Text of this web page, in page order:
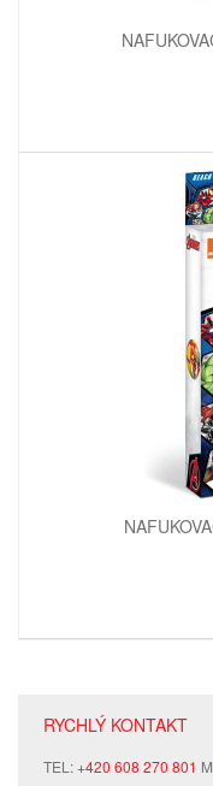
RYCHLÝ KONTAKT
TEL:+420 608 270 801